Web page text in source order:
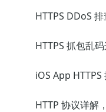
HTTPS DDoS
HTTPS 抓包乱
iOS App
HTTP 协议详解